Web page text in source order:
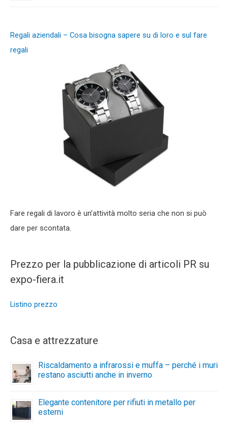
Regali aziendali – Cosa bisogna sapere su di loro e sul fare
regali
Fare regali di lavoro è un’attività molto seria che non si può
dare per scontata.
Prezzo per la pubblicazione di articoli PR su
expo-fiera.it
Listino prezzo
Casa e attrezzature
Riscaldamento a infrarossi e muffa – perché i muri
restano asciutti anche in inverno
Elegante contenitore per rifiuti in metallo per
esterni